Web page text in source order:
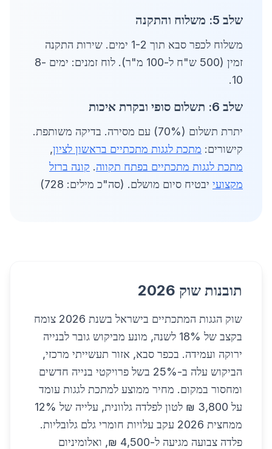
שלב 5: משלוח והתקנה
משלוח לכפר סבא תוך 1-2 ימים. שירות התקנה
זמין (500 ש"ח ל-100 מ"ר). לוח זמנים: ימים 8-
10.
שלב 6: תשלום סופי ובקרת איכות
יתרת תשלום (70%) עם מסירה. בדיקה משותפת.
קישורים: מתכת לגגות מתכתיים בראשון לציון,
מתכת לגגות מתכתיים בפתח תקווה. קונה ברזל
מקצועי יבטיח סיום מושלם. (סה"כ מילים: 728)
תובנות שוק 2026
שוק הגגות המתכתיים בישראל בשנת 2026 צומח
בקצב של 18% לשנה, מונע מביקוש גובר לבנייה
ירוקה ועמידה. בכפר סבא, אזור תעשייתי מרכזי,
הביקוש עלה ב-25% בשל פרויקטי בנייה חדשים
ומחסור במקום. מחיר ממוצע למתכת לגגות עומד
על 3,800 ₪ לטון לפלדה גלוונית, עלייה של 12%
ממחצית 2026 עקב עלויות חומרי גלם גלובליות.
פלדה צבועה מגיעה ל-4,500 ₪, ואלומיניום